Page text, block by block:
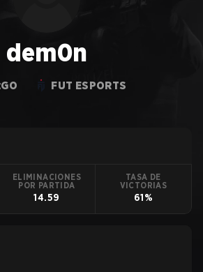
dem0n
FUT ESPORTS
ELIMINACIONES
POR PARTIDA
14.59
TASA DE
VICTORIAS
61%